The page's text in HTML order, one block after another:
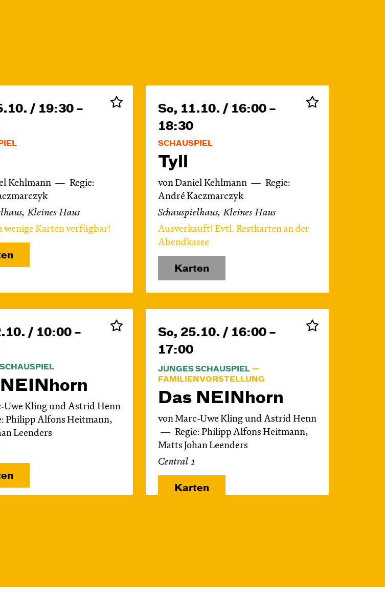
/ 19:30 –
Kehlmann
Regie:
Kleines Haus
wenige Karten verfügbar!
So, 11.10. / 16:00 –
18:30
SCHAUSPIEL
Tyll
von Daniel Kehlmann
Regie:
André Kaczmarczyk
Schauspielhaus, Kleines Haus
Ausverkauft! Evtl. Restkarten an der
Abendkasse
Karten
/ 10:00 –
NEIN­horn
Uwe Kling und Astrid Henn
Philipp Alfons Heitmann,
Leenders
So, 25.10. / 16:00 –
17:00
JUNGES SCHAUSPIEL
FAMILIENVORSTELLUNG
Das NEIN­horn
von Marc-Uwe Kling und Astrid Henn
Regie: Philipp Alfons Heitmann,
Matts Johan Leenders
Central 1
Karten
JUNGES SCHAUSPIEL